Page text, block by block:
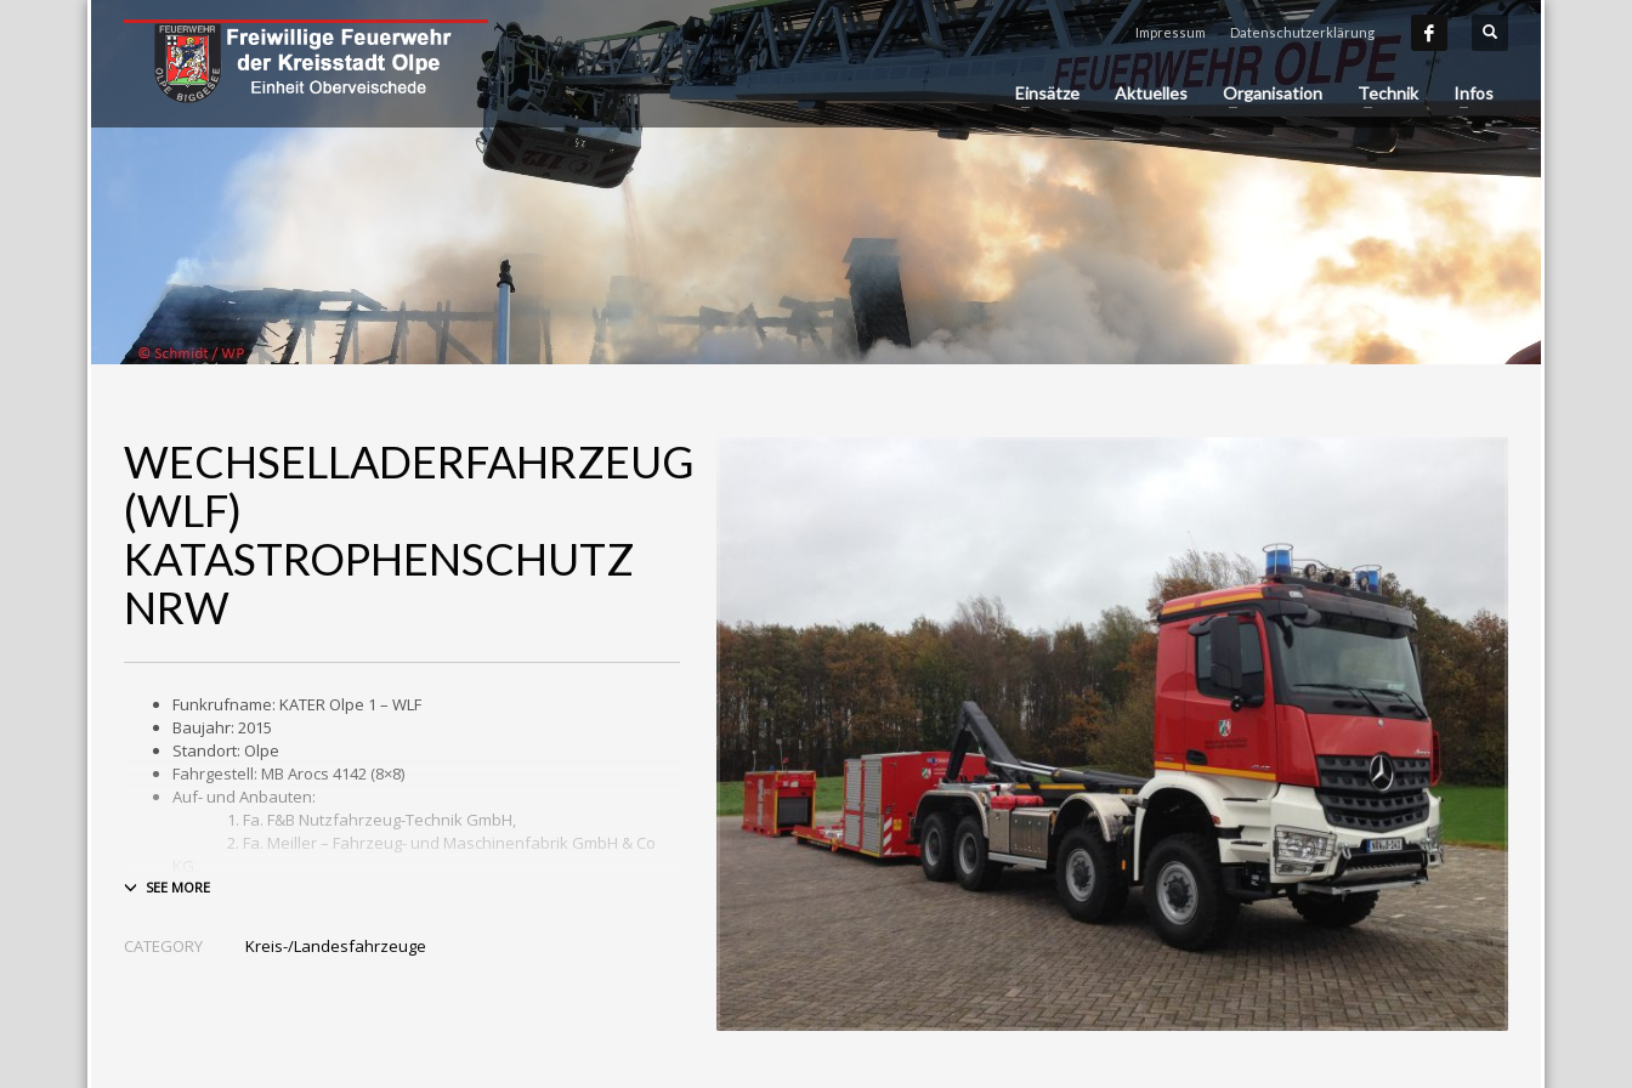
Impressum Datenschutzerklärung
Einsätze Aktuelles Organisation Technik Infos
WECHSELLADERFAHRZEUG
(WLF)
KATASTROPHENSCHUTZ
NRW
Funkrufname: KATER Olpe 1 – WLF
Baujahr: 2015
Standort: Olpe
Fahrgestell: MB Arocs 4142 (8×8)
Auf- und Anbauten:
1. Fa. F&B Nutzfahrzeug-Technik GmbH,
2. Fa. Meiller – Fahrzeug- und Maschinenfabrik GmbH & Co
Ausstattung: Navigation, Klimaanlage, Allradantrieb auf 4 Achsen,
CATEGORY Kreis-/Landesfahrzeuge